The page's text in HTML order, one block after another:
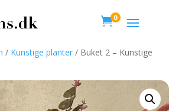
0
/ Kunstige planter / Buket 2 – Kunstige